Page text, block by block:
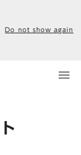
Do not show again